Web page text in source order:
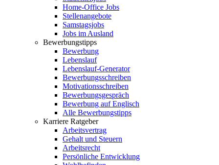
Home-Office Jobs
Stellenangebote
Samstagsjobs
Jobs im Ausland
Bewerbungstipps
Bewerbung
Lebenslauf
Lebenslauf-Generator
Bewerbungsschreiben
Motivationsschreiben
Bewerbungsgespräch
Bewerbung auf Englisch
Alle Bewerbungstipps
Karriere Ratgeber
Arbeitsvertrag
Gehalt und Steuern
Arbeitsrecht
Persönliche Entwicklung